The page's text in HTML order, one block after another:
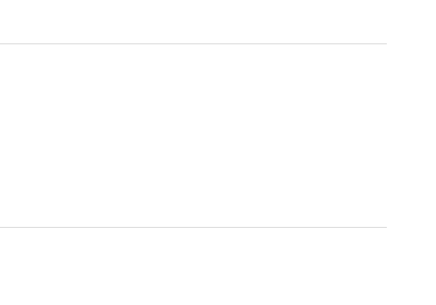
a
S
l
c